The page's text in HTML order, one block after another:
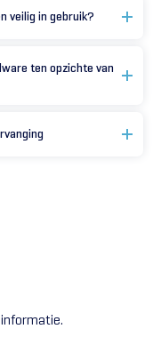
veilig in gebruik?
ten opzichte van